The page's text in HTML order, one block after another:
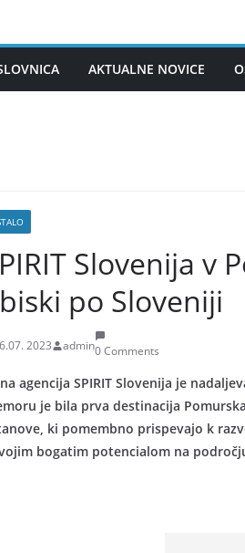
AKTUALNE NOVICE
Slovenija v
po Sloveniji
2023 admin0 Comments
agencija SPIRIT Slovenija je
je bila prva destinacija
ki pomembno prispevajo k
bogatim potencialom na